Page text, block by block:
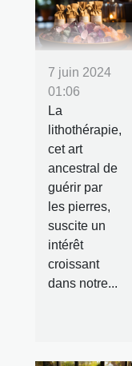
7 juin 2024
01:06
La
lithothérapie,
cet art
ancestral de
guérir par
les pierres,
suscite un
intérêt
croissant
dans notre...